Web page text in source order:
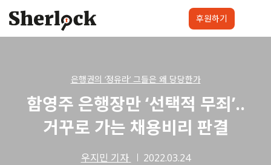
content
후원하기
은행권의 ‘정유라’ 그들은 왜 당당한가
함영주 은행장만 ‘선택적 무죄’..
거꾸로 가는 채용비리 판결
우지민 기자 2022.03.24